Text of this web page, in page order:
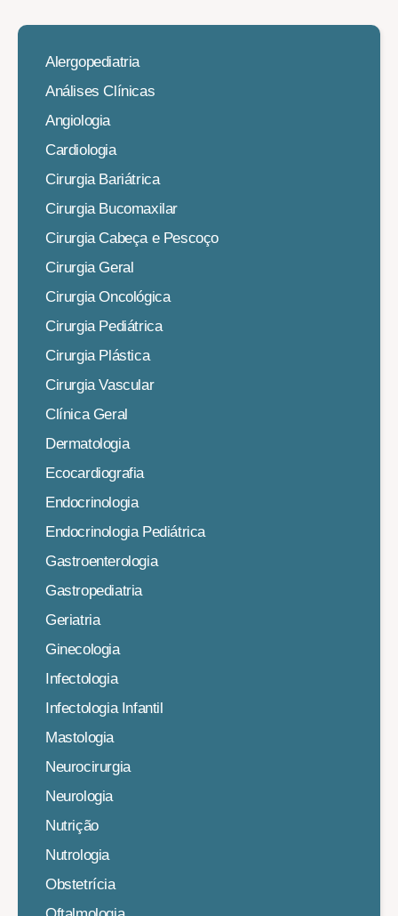
Alergopediatria
Análises Clínicas
Angiologia
Cardiologia
Cirurgia Bariátrica
Cirurgia Bucomaxilar
Cirurgia Cabeça e Pescoço
Cirurgia Geral
Cirurgia Oncológica
Cirurgia Pediátrica
Cirurgia Plástica
Cirurgia Vascular
Clínica Geral
Dermatologia
Ecocardiografia
Endocrinologia
Endocrinologia Pediátrica
Gastroenterologia
Gastropediatria
Geriatria
Ginecologia
Infectologia
Infectologia Infantil
Mastologia
Neurocirurgia
Neurologia
Nutrição
Nutrologia
Obstetrícia